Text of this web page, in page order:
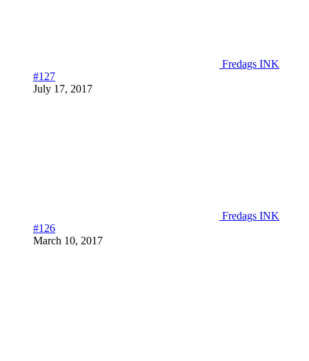
Fredags INK
#127
July 17, 2017
Fredags INK
#126
March 10, 2017